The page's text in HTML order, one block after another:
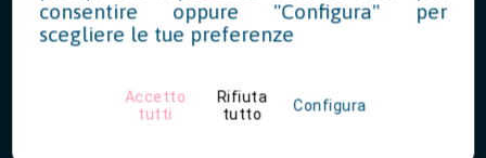
tasso INAIL per prevenzione
consentire oppure "Configura" per
scegliere le tue preferenze
Accetto
tutti
Rifiuta
tutto
Configura